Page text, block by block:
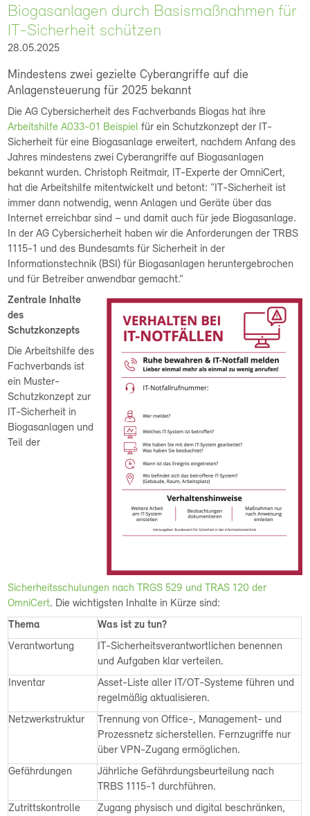
Biogasanlagen durch Basismaßnahmen für
IT-Sicherheit schützen
28.05.2025
Mindestens zwei gezielte Cyberangriffe auf die
Anlagensteuerung für 2025 bekannt
Die AG Cybersicherheit des Fachverbands Biogas hat ihre
Arbeitshilfe A033-01 Beispielfür ein Schutzkonzept der IT-
Sicherheit für eine Biogasanlage erweitert, nachdem Anfang des
Jahres mindestens zwei Cyberangriffe auf Biogasanlagen
bekannt wurden. Christoph Reitmair, IT-Experte der OmniCert,
hat die Arbeitshilfe mitentwickelt und betont: “IT-Sicherheit ist
immer dann notwendig, wenn Anlagen und Geräte über das
Internet erreichbar sind – und damit auch für jede Biogasanlage.
In der AG Cybersicherheit haben wir die Anforderungen der TRBS
1115-1 und des Bundesamts für Sicherheit in der
Informationstechnik (BSI) für Biogasanlagen heruntergebrochen
und für Betreiber anwendbar gemacht.”
Zentrale Inhalte
des
Schutzkonzepts
Die Arbeitshilfe des
Fachverbands ist
ein Muster-
Schutzkonzept zur
IT-Sicherheit in
Biogasanlagen und
Teil der
Sicherheitsschulungen nach TRGS 529 und TRAS 120 der
OmniCert. Die wichtigsten Inhalte in Kürze sind:
Thema
Was ist zu tun?
Verantwortung
IT-Sicherheitsverantwortlichen benennen
und Aufgaben klar verteilen.
Inventar
Asset-Liste aller IT/OT-Systeme führen und
regelmäßig aktualisieren.
Netzwerkstruktur
Trennung von Office-, Management- und
Prozessnetz sicherstellen. Fernzugriffe nur
über VPN-Zugang ermöglichen.
Gefährdungen
Jährliche Gefährdungsbeurteilung nach
TRBS 1115-1 durchführen.
Zutrittskontrolle
Zugang physisch und digital beschränken,